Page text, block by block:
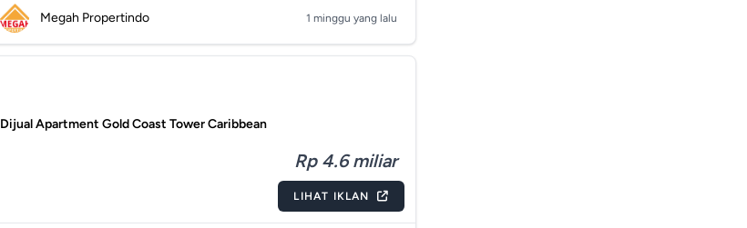
Megah Propertindo 1 minggu yang lalu
Dijual Apartment Gold Coast Tower Caribbean
Rp 4.6 miliar
LIHAT IKLAN